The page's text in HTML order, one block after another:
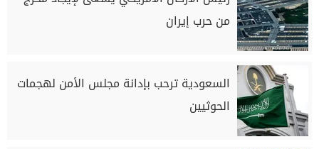
من حرب إيران
السعودية ترحب بإدانة مجلس الأمن لهجمات
الحوثيين